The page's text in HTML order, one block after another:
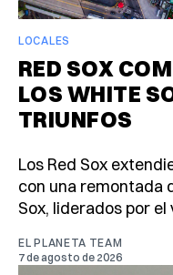
LOCALES
RED SOX
LOS WHITE
TRIUNFOS
Los Red Sox
con una remontada
Sox, liderados por
EL PLANETA TEAM
7 de agosto de 2026